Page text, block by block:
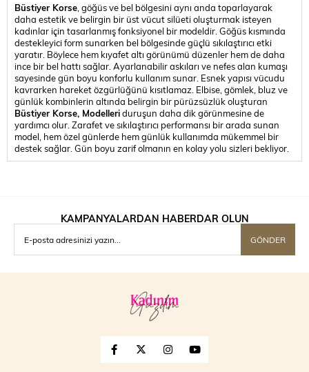
Büstiyer Korse , göğüs ve bel bölgesini aynı anda toparlayarak
daha estetik ve belirgin bir üst vücut silüeti oluşturmak isteyen
kadınlar için tasarlanmış fonksiyonel bir modeldir. Göğüs kısmında
destekleyici form sunarken bel bölgesinde güçlü sıkılaştırıcı etki
yaratır. Böylece hem kıyafet altı görünümü düzenler hem de daha
ince bir bel hattı sağlar. Ayarlanabilir askıları ve nefes alan kumaşı
sayesinde gün boyu konforlu kullanım sunar. Esnek yapısı vücudu
kavrarken hareket özgürlüğünü kısıtlamaz. Elbise, gömlek, bluz ve
günlük kombinlerin altında belirgin bir pürüzsüzlük oluşturan
Büstiyer Korse, Modelleriduruşun daha dik görünmesine de
yardımcı olur. Zarafet ve sıkılaştırıcı performansı bir arada sunan
model, hem özel günlerde hem günlük kullanımda mükemmel bir
destek sağlar. Gün boyu zarif olmanın en kolay yolu sizleri bekliyor.
KAMPANYALARDAN HABERDAR OLUN
GÖNDER